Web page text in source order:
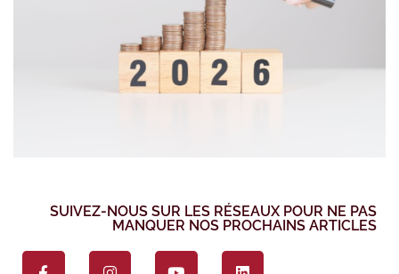
SUIVEZ-NOUS SUR LES RÉSEAUX POUR NE PAS
MANQUER NOS PROCHAINS ARTICLES